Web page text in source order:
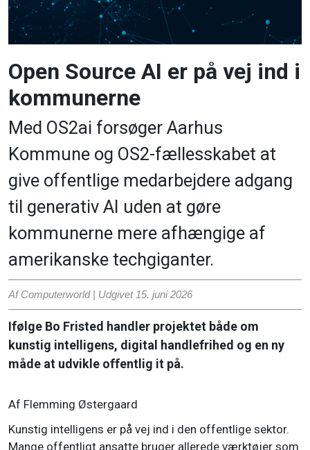
Open Source AI er på vej ind i
kommunerne
Med OS2ai forsøger Aarhus
Kommune og OS2-fællesskabet at
give offentlige medarbejdere adgang
til generativ AI uden at gøre
kommunerne mere afhængige af
amerikanske techgiganter.
Af Computerworld | Udgivet 15. juni 2026
Ifølge Bo Fristed handler projektet både om
kunstig intelligens, digital handlefrihed og en ny
måde at udvikle offentlig it på.
Af Flemming Østergaard
Kunstig intelligens er på vej ind i den offentlige sektor.
Mange offentligt ansatte bruger allerede værktøjer som